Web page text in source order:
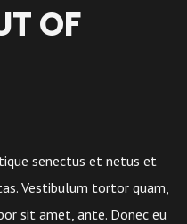
OF
senectus et netus et
Vestibulum tortor quam,
sit amet, ante. Donec eu